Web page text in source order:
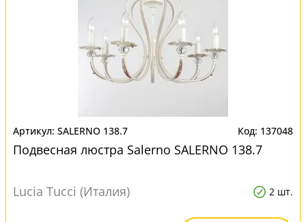
SALERNO 138.7 137048
Подвесная люстра Salerno SALERNO 138.7
Lucia Tucci (Италия) 2 шт.